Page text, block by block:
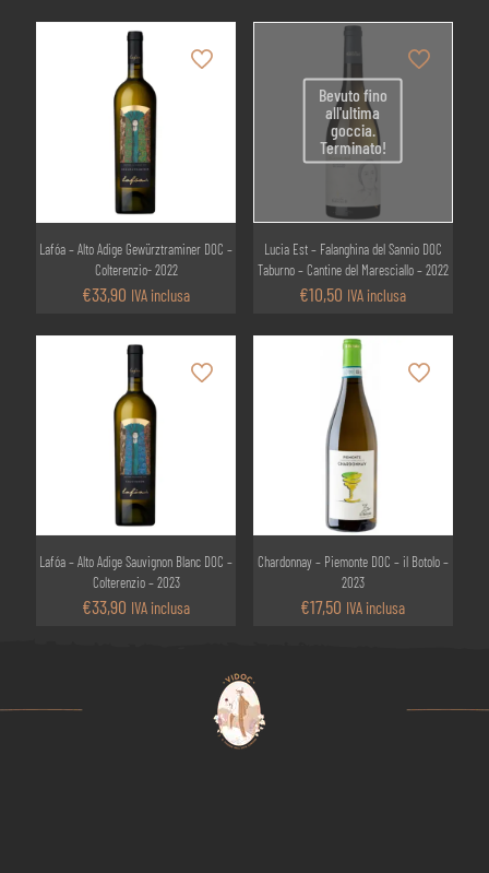
Lafóa – Alto Adige Gewürztraminer DOC –
Colterenzio- 2022
€33,90 IVA inclusa
Bevuto fino
all'ultima
goccia.
Terminato!
Lucia Est – Falanghina del Sannio DOC
Taburno – Cantine del Maresciallo – 2022
€10,50 IVA inclusa
Lafóa – Alto Adige Sauvignon Blanc DOC –
Colterenzio – 2023
€33,90 IVA inclusa
Chardonnay – Piemonte DOC – il Botolo –
2023
€17,50 IVA inclusa